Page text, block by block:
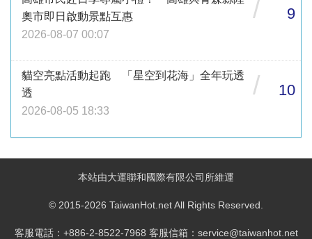
奧市即日啟動景點互惠
2026-08-07 00:07
/ 9
貓空亮點活動起跑 「星空到花海」全年玩透
透
2026-08-05 18:33
/ 10
本站由大運聯和國際有限公司所維運
© 2015-2026 TaiwanHot.net All Rights Reserved.
客服電話：+886-2-8522-7968 客服信箱：service@taiwanhot.net